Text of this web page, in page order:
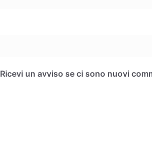
Ricevi un avviso se ci sono nuovi